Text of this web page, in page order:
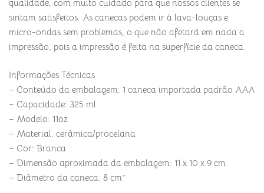
qualidade, com muito cuidado para que nossos clientes se
sintam satisfeitos. As canecas podem ir à lava-louças e
micro-ondas sem problemas, o que não afetará em nada a
impressão, pois a impressão é feita na superfície da caneca.
Informações Técnicas
– Conteúdo da embalagem: 1 caneca importada padrão AAA
– Capacidade: 325 ml
– Modelo: 11oz
– Material: cerâmica/procelana
– Cor: Branca
– Dimensão aproximada da embalagem: 11 x 10 x 9 cm
– Diâmetro da caneca: 8 cm”